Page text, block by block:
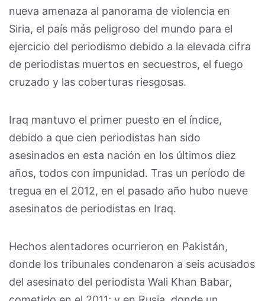
nueva amenaza al panorama de violencia en
Siria, el país más peligroso del mundo para el
ejercicio del periodismo debido a la elevada cifra
de periodistas muertos en secuestros, el fuego
cruzado y las coberturas riesgosas.
Iraq mantuvo el primer puesto en el índice,
debido a que cien periodistas han sido
asesinados en esta nación en los últimos diez
años, todos con impunidad. Tras un período de
tregua en el 2012, en el pasado año hubo nueve
asesinatos de periodistas en Iraq.
Hechos alentadores ocurrieron en Pakistán,
donde los tribunales condenaron a seis acusados
del asesinato del periodista Wali Khan Babar,